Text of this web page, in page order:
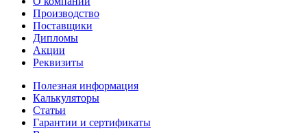
Производство
Поставщики
Дипломы
Акции
Реквизиты
Полезная информация
Калькуляторы
Статьи
Гарантии и сертификаты